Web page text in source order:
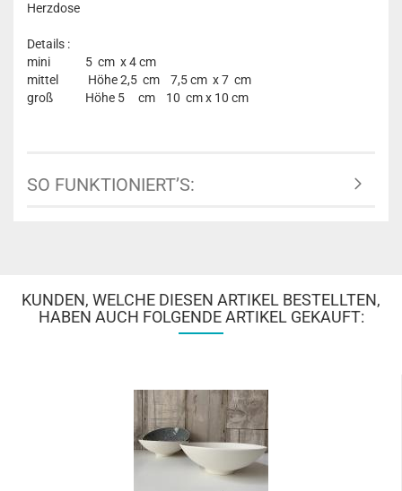
Herzdose
Details :
mini 5 cm x 4 cm
mittel Höhe 2,5 cm 7,5 cm x 7 cm
groß Höhe 5 cm 10 cm x 10 cm
SO FUNKTIONIERT’S:
KUNDEN, WELCHE DIESEN ARTIKEL BESTELLTEN,
HABEN AUCH FOLGENDE ARTIKEL GEKAUFT: